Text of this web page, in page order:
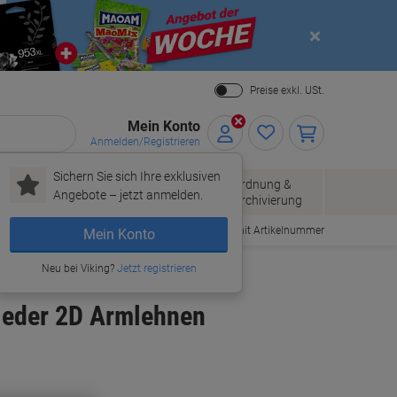
Close
Preise exkl. USt.
Mein Konto
Anmelden/Registrieren
Sichern Sie sich Ihre exklusiven
Angebote – jetzt anmelden.
Mein Konto
Neu bei Viking?Jetzt registrieren
Papier, Versand
& Pakete
Bürobedarf
Ordnung &
Archivierung
Bestellen mit Artikelnummer
2D Armlehnen